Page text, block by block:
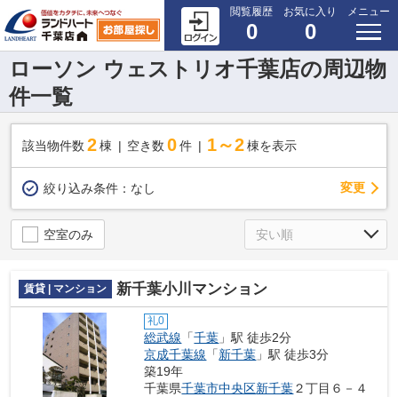
閲覧履歴
0
お気に入り
0
メニュー
ローソン ウェストリオ千葉店の周辺物
件一覧
該当物件数 2棟 空き数 0 件 1～2 棟を表示
絞り込み条件： なし 変更
空室のみ
賃貸 | マンション 新千葉小川マンション
礼0
総武線 「千葉 」駅 徒歩2分
京成千葉線 「新千葉 」駅 徒歩3分
築19年
千葉県千葉市中央区新千葉２丁目６－４